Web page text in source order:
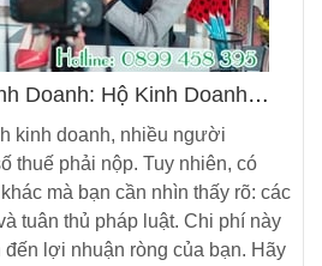
Doanh: Hộ Kinh Doanh
kinh doanh, nhiều người
thuế phải nộp. Tuy nhiên, có
mà bạn cần nhìn thấy rõ: các
tuân thủ pháp luật. Chi phí này
lợi nhuận ròng của bạn. Hãy